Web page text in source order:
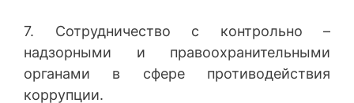
7. Сотрудничество с контрольно –
надзорными и правоохранительными
органами в сфере противодействия
коррупции.